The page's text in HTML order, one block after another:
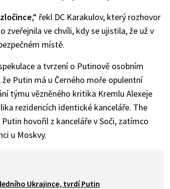
,“ řekl DC Karakulov, který rozhovor
ve chvíli, kdy se ujistila, že už v
místě.
a tvrzení o Putinově osobním
Putin má u Černého moře opulentní
týmu vězněného kritika Kremlu Alexeje
rezidencích identické kanceláře. The
hovořil z kanceláře v Soči, zatímco
u Moskvy.
Ukrajince, tvrdí Putin